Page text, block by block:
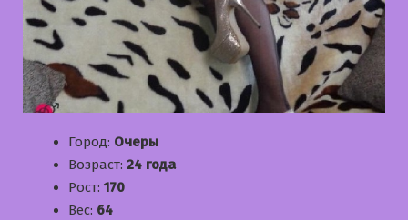
Город: Очеры
Возраст: 24 года
Рост: 170
Вес: 64